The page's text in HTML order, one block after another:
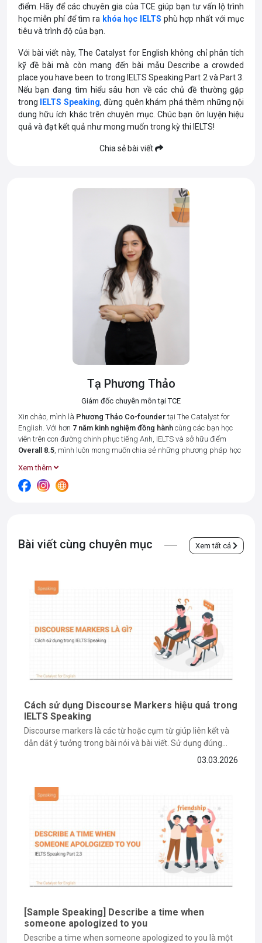
điểm. Hãy để các chuyên gia của TCE giúp bạn tư vấn lộ trình
học miễn phí để tìm ra khóa học IELTS phù hợp nhất với mục
tiêu và trình độ của bạn.
Với bài viết này, The Catalyst for English không chỉ phân tích
kỹ đề bài mà còn mang đến bài mẫu Describe a crowded
place you have been to trong IELTS Speaking Part 2 và Part 3.
Nếu bạn đang tìm hiểu sâu hơn về các chủ đề thường gặp
trong
IELTS Speaking, đừng quên khám phá thêm những nội
dung hữu ích khác trên chuyên mục. Chúc bạn ôn luyện hiệu
quả và đạt kết quả như mong muốn trong kỳ thi IELTS!
Chia sẻ bài viết
Tạ Phương Thảo
Giám đốc chuyên môn tại TCE
Xin chào, mình là Phương Thảo Co-foundertại The Catalyst for
English. Với hơn 7 năm kinh nghiệm đồng hànhcùng các bạn học
viên trên con đường chinh phục tiếng Anh, IELTS và sở hữu điểm
Overall 8.5, mình luôn mong muốn chia sẻ những phương pháp học
quả cao.
Tại The Catalyst for English, mình cùng đội ngũ giáo viên luôn đặt 3
luôn thấu hiểu và đồng hành từng học viên, giúp các bạn không cảm
hứng và hành trang hữu ích cho các bạn trên con đường chinh phục
Xem thêm
Bài viết cùng chuyên mục Xem tất cả
Cách sử dụng Discourse Markers hiệu quả trong
IELTS Speaking
Discourse markers là các từ hoặc cụm từ giúp liên kết và
dẫn dắt ý tưởng trong bài nói và bài viết. Sử dụng đúng
discourse markers không chỉ giúp bài nói mạch lạc hơn mà
03.03.2026
[Sample Speaking] Describe a time when
someone apologized to you
Describe a time when someone apologized to you là một